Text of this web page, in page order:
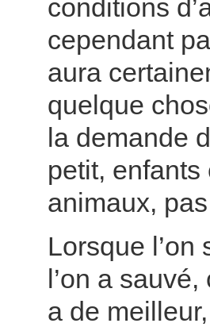
conditions
cependant
aura
quelque
la demande
petit,
animaux,
Lorsque l’on
l’on a
a de